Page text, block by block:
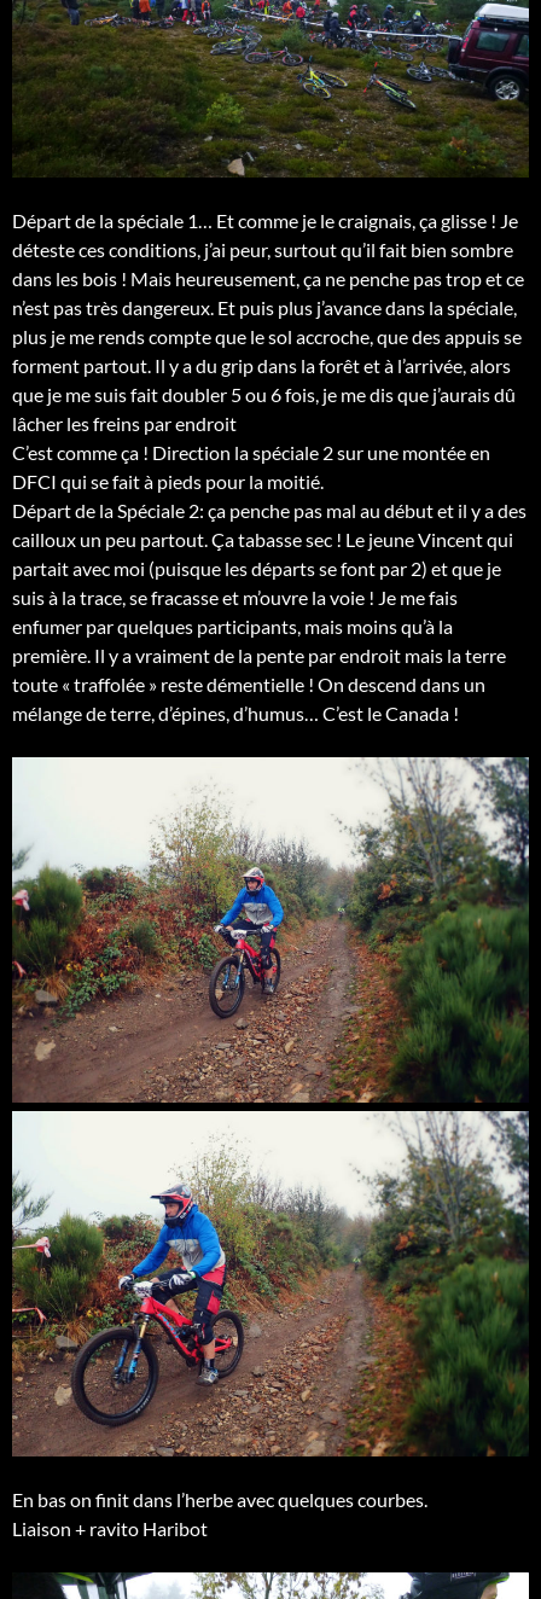
Départ de la spéciale 1… Et comme je le craignais, ça glisse ! Je
déteste ces conditions, j’ai peur, surtout qu’il fait bien sombre
dans les bois ! Mais heureusement, ça ne penche pas trop et ce
n’est pas très dangereux. Et puis plus j’avance dans la spéciale,
plus je me rends compte que le sol accroche, que des appuis se
forment partout. Il y a du grip dans la forêt et à l’arrivée, alors
que je me suis fait doubler 5 ou 6 fois, je me dis que j’aurais dû
lâcher les freins par endroit
C’est comme ça ! Direction la spéciale 2 sur une montée en
DFCI qui se fait à pieds pour la moitié.
Départ de la Spéciale 2: ça penche pas mal au début et il y a des
cailloux un peu partout. Ça tabasse sec ! Le jeune Vincent qui
partait avec moi (puisque les départs se font par 2) et que je
suis à la trace, se fracasse et m’ouvre la voie ! Je me fais
enfumer par quelques participants, mais moins qu’à la
première. Il y a vraiment de la pente par endroit mais la terre
toute « traffolée » reste démentielle ! On descend dans un
mélange de terre, d’épines, d’humus… C’est le Canada !
En bas on finit dans l’herbe avec quelques courbes.
Liaison + ravito Haribot